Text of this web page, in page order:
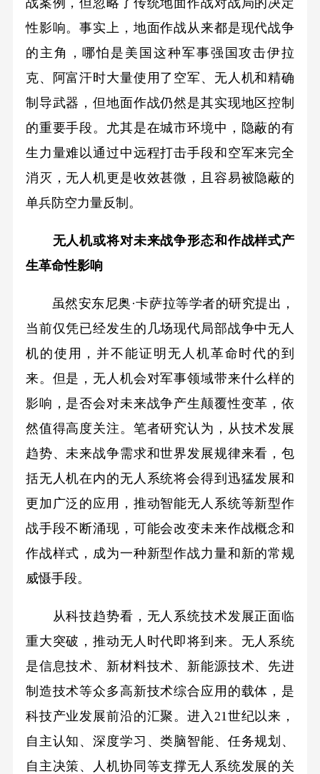
性影响。事实上，地面作战从来都是现代战争
的主角，哪怕是美国这种军事强国攻击伊拉
克、阿富汗时大量使用了空军、无人机和精确
制导武器，但地面作战仍然是其实现地区控制
的重要手段。尤其是在城市环境中，隐蔽的有
生力量难以通过中远程打击手段和空军来完全
消灭，无人机更是收效甚微，且容易被隐蔽的
单兵防空力量反制。
无人机或将对未来战争形态和作战样式产
生革命性影响
虽然安东尼奥·卡萨拉等学者的研究提出，
当前仅凭已经发生的几场现代局部战争中无人
机的使用，并不能证明无人机革命时代的到
来。但是，无人机会对军事领域带来什么样的
影响，是否会对未来战争产生颠覆性变革，依
然值得高度关注。笔者研究认为，从技术发展
趋势、未来战争需求和世界发展规律来看，包
括无人机在内的无人系统将会得到迅猛发展和
更加广泛的应用，推动智能无人系统等新型作
战手段不断涌现，可能会改变未来作战概念和
作战样式，成为一种新型作战力量和新的常规
威慑手段。
从科技趋势看，无人系统技术发展正面临
重大突破，推动无人时代即将到来。无人系统
是信息技术、新材料技术、新能源技术、先进
制造技术等众多高新技术综合应用的载体，是
科技产业发展前沿的汇聚。进入21世纪以来，
自主认知、深度学习、类脑智能、任务规划、
自主决策、人机协同等支撑无人系统发展的关